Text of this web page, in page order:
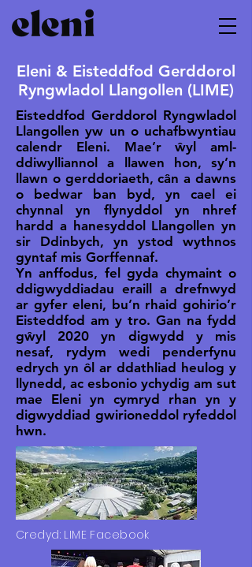
Eleni & Eisteddfod Gerddorol
Ryngwladol Llangollen (LIME)
Eisteddfod Gerddorol Ryngwladol
Llangollen yw un o uchafbwyntiau
calendr Eleni. Mae’r ŵyl aml-
ddiwylliannol a llawen hon, sy’n
llawn o gerddoriaeth, cân a dawns
o bedwar ban byd, yn cael ei
chynnal yn flynyddol yn nhref
hardd a hanesyddol Llangollen yn
sir Ddinbych, yn ystod wythnos
gyntaf mis Gorffennaf.
Yn anffodus, fel gyda chymaint o
ddigwyddiadau eraill a drefnwyd
ar gyfer eleni, bu’n rhaid gohirio’r
Eisteddfod am y tro. Gan na fydd
gŵyl 2020 yn digwydd y mis
nesaf, rydym wedi penderfynu
edrych yn ôl ar ddathliad heulog y
llynedd, ac esbonio ychydig am sut
mae Eleni yn cymryd rhan yn y
digwyddiad gwirioneddol ryfeddol
hwn.
Credyd: LIME Facebook